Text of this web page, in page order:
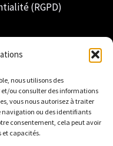
nous utilisons des
et/ou consulter des informations
vous nous autorisez à traiter
navigation ou des identifiants
consentement, cela peut avoir
capacités.
(RGPD)